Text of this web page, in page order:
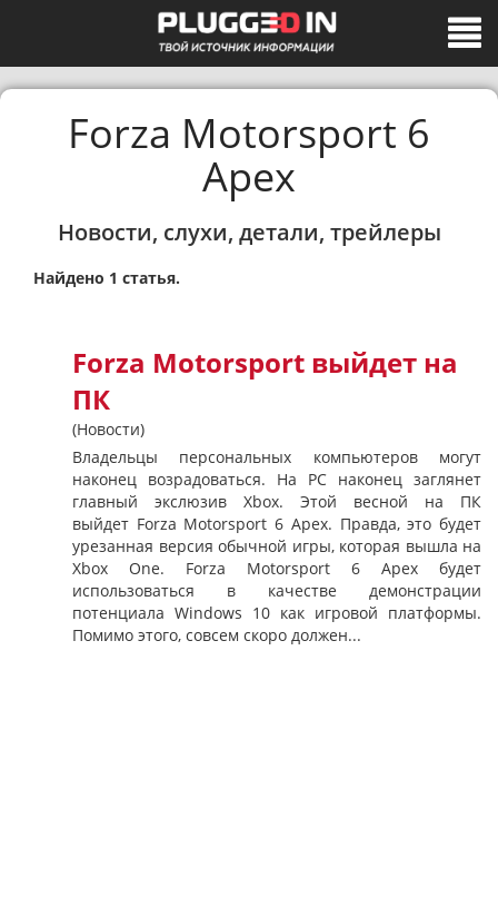
Forza Motorsport 6
Apex
Новости, слухи, детали, трейлеры
Найдено 1 статья.
Forza Motorsport выйдет на
ПК
(Новости)
Владельцы персональных компьютеров могут
наконец возрадоваться. На PC наконец заглянет
главный экслюзив Xbox. Этой весной на ПК
выйдет Forza Motorsport 6 Apex. Правда, это будет
урезанная версия обычной игры, которая вышла на
Xbox One. Forza Motorsport 6 Apex будет
использоваться в качестве демонстрации
потенциала Windows 10 как игровой платформы.
Помимо этого, совсем скоро должен...